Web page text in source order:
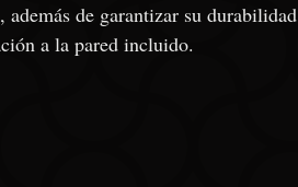
de garantizar su durabilidad
a la pared incluido.